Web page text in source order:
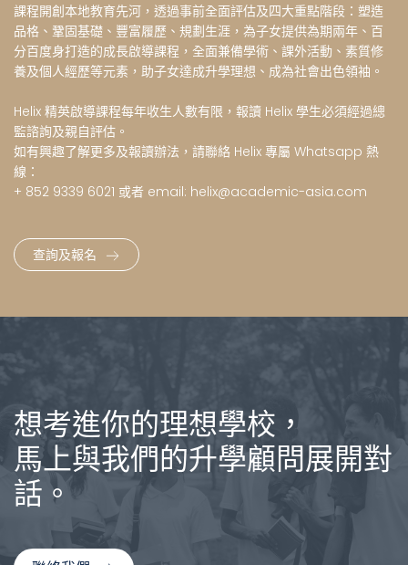
課程開創本地教育先河，透過事前全面評估及四大重點階段：塑造
品格、鞏固基礎、豐富履歷、規劃生涯，為子女提供為期兩年、百
分百度身打造的成長啟導課程，全面兼備學術、課外活動、素質修
養及個人經歷等元素，助子女達成升學理想、成為社會出色領袖。
Helix 精英啟導課程每年收生人數有限，報讀 Helix 學生必須經過總
監諮詢及親自評估。
如有興趣了解更多及報讀辦法，請聯絡 Helix 專屬 Whatsapp 熱
線：
+ 852 9339 6021 或者 email: helix@academic-asia.com
查詢及報名
想考進你的理想學校，
馬上與我們的升學顧問展開對
話。